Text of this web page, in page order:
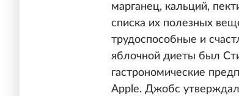
марганец, кальций,
списка их полезных
трудоспособные и
яблочной диеты был
гастрономические
Apple. Джобс